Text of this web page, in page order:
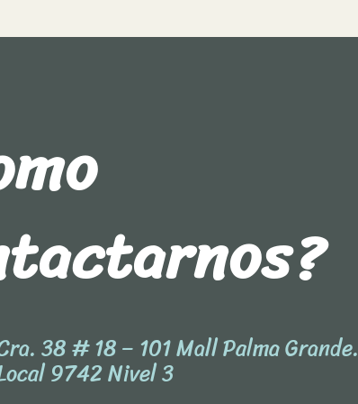
38 # 18 – 101 Mall Palma Grande.
9742 Nivel 3